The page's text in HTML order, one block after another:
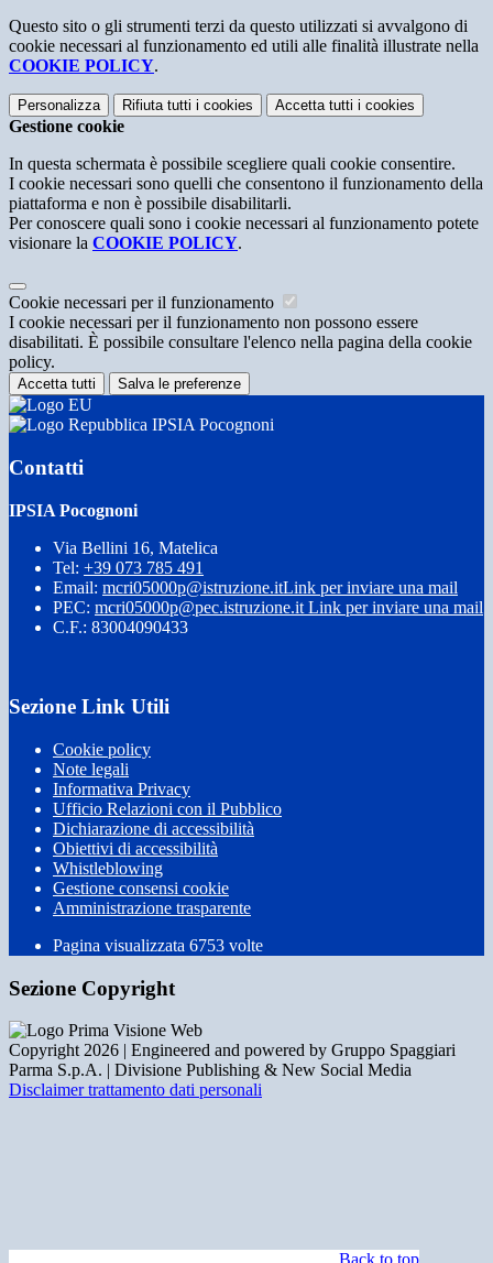
Questo sito o gli strumenti terzi da questo utilizzati si avvalgono di
cookie necessari al funzionamento ed utili alle finalità illustrate nella
COOKIE POLICY.
Personalizza Rifiuta tutti i cookies Accetta tutti i cookies
Gestione cookie
In questa schermata è possibile scegliere quali cookie consentire.
I cookie necessari sono quelli che consentono il funzionamento della
piattaforma e non è possibile disabilitarli.
Per conoscere quali sono i cookie necessari al funzionamento potete
visionare la COOKIE POLICY.
Cookie necessari per il funzionamento
I cookie necessari per il funzionamento non possono essere
disabilitati. È possibile consultare l'elenco nella pagina della cookie
policy.
Accetta tutti Salva le preferenze
IPSIA Pocognoni
Contatti
IPSIA Pocognoni
Via Bellini 16, Matelica
Tel: +39 073 785 491
Email: mcri05000p@istruzione.itLink per inviare una mail
PEC: mcri05000p@pec.istruzione.it Link per inviare una mail
C.F.: 83004090433
Sezione Link Utili
Cookie policy
Note legali
Informativa Privacy
Ufficio Relazioni con il Pubblico
Dichiarazione di accessibilità
Obiettivi di accessibilità
Whistleblowing
Gestione consensi cookie
Amministrazione trasparente
Pagina visualizzata 6753 volte
Sezione Copyright
Copyright 2026 | Engineered and powered by Gruppo Spaggiari
Parma S.p.A. | Divisione Publishing & New Social Media
Disclaimer trattamento dati personali